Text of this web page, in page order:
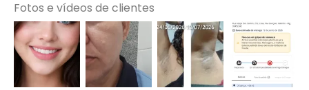
Fotos e vídeos de clientes